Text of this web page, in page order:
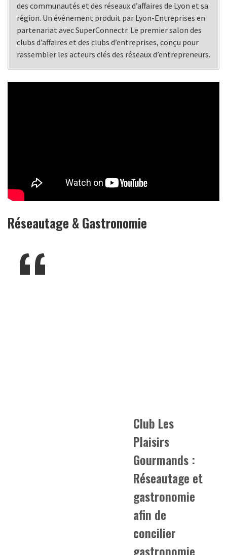
des communautés et des réseaux d’affaires de Lyon et sa
région. Un événement produit par Lyon-Entreprises en
partenariat avec SuperConnectr. Le premier salon des
clubs d’affaires et des clubs d’entreprises, conçu pour
rassembler les acteurs clés des réseaux d’entrepreneurs.
Réseautage & Gastronomie
Club Les
Plaisirs
Gourmands :
Réseautage et
gastronomie
afin de
concilier
gastronomie